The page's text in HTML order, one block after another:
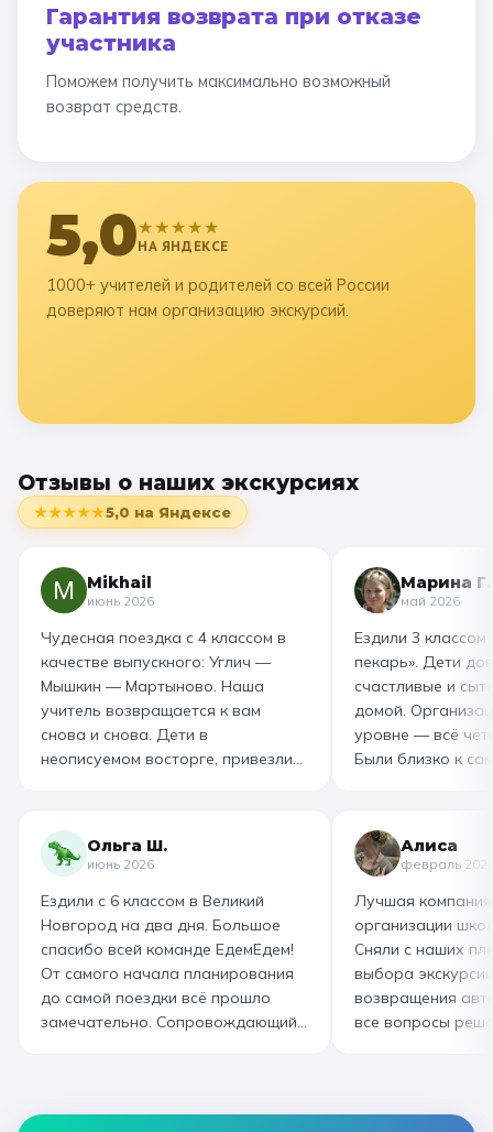
Гарантия возврата при отказе
участника
Поможем получить максимально возможный
возврат средств.
5,0★★★★★
НА ЯНДЕКСЕ
1000+ учителей и родителей со всей России
доверяют нам организацию экскурсий.
Отзывы о наших экскурсиях
★★★★★5,0 на Яндексе
Mikhail
июнь 2026
Чудесная поездка с 4 классом в
качестве выпускного: Углич —
Мышкин — Мартыново. Наша
учитель возвращается к вам
снова и снова. Дети в
неописуемом восторге, привезли
маршрут для себя, настолько
интересно и насыщенно было.
Огромная благодарность
организатору! Вы лучшие: от
выбора супер-маршрута, питания,
гостиницы, тайминга, до
интересного экскурсовода и
приятного водителя. Всё на
высшем уровне 👌
Марина Г.
май 2026
Ездили 3 классом
пекарь». Дети
счастливые и
домой.
уровне — всё
Были близко к
гигантский
изготовили
слоёного теста,
со скоморохом,
загадками. В
горячие
производстве
вкусный и
Ольга Ш.
июнь 2026
Ездили с 6 классом в Великий
Новгород на два дня. Большое
спасибо всей команде ЕдемЕдем!
От самого начала планирования
до самой поездки всё прошло
замечательно. Сопровождающий
чистые, комфортные, отель и
Алиса
февраль
Лучшая
организации
Сняли с наших
выбора
возвращения
все вопросы
которая